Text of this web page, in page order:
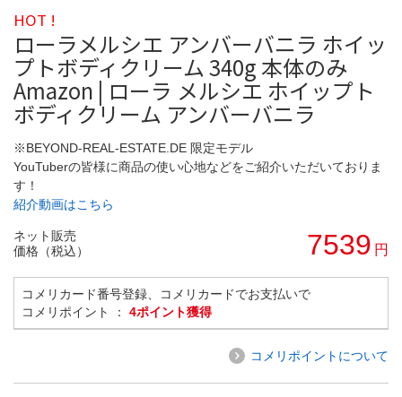
HOT !
ローラメルシエ アンバーバニラ ホイッ
プトボディクリーム 340g 本体のみ
Amazon | ローラ メルシエ ホイップト
ボディクリーム アンバーバニラ
※BEYOND-REAL-ESTATE.DE 限定モデル
YouTuberの皆様に商品の使い心地などをご紹介いただいておりま
す！
紹介動画はこちら
ネット販売
価格（税込）
7539 円
コメリカード番号登録、コメリカードでお支払いで
コメリポイント ： 4ポイント獲得
コメリポイントについて